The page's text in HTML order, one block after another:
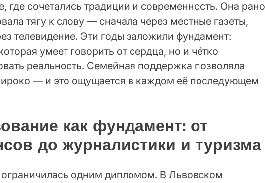
где сочетались традиции и современность. Она рано
тягу к слову — сначала через местные газеты,
телевидение. Эти годы заложили фундамент:
умеет говорить от сердца, но и чётко
реальность. Семейная поддержка позволяла
— и это ощущается в каждом её последующем
как фундамент: от
до журналистики и туризма
ограничилась одним дипломом. В Львовском